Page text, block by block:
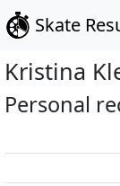
Skate
Kristina
Personal